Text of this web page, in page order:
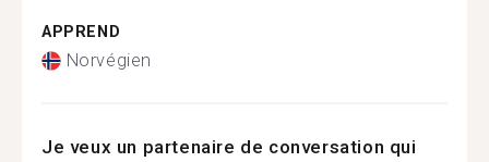
APPREND
Norvégien
Je veux un partenaire de conversation qui